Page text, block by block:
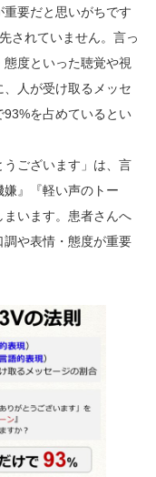
要だと思いがちです
されていません。言っ
度といった聴覚や視
人が受け取るメッセ
を占めているとい
ございます」は、言
』『軽い声のトー
まいます。患者さんへ
や表情・態度が重要